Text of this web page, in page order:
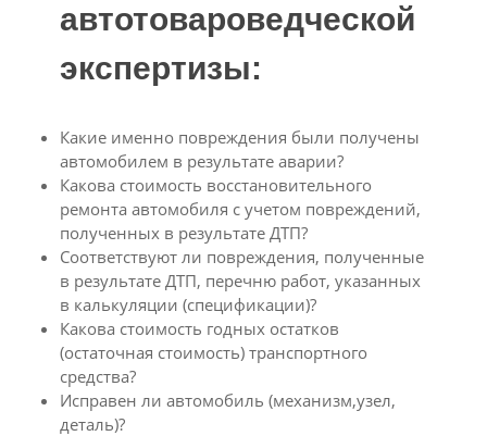
автотовароведческой
экспертизы:
Какие именно повреждения были получены
автомобилем в результате аварии?
Какова стоимость восстановительного
ремонта автомобиля с учетом повреждений,
полученных в результате ДТП?
Соответствуют ли повреждения, полученные
в результате ДТП, перечню работ, указанных
в калькуляции (спецификации)?
Какова стоимость годных остатков
(остаточная стоимость) транспортного
средства?
Исправен ли автомобиль (механизм,узел,
деталь)?